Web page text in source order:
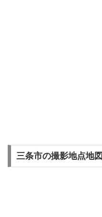
三条市の撮影地点地図